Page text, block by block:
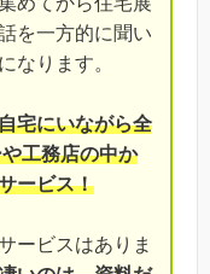
を一方的に聞い
なります。
宅にいながら全
工務店の中か
ービス！
ービスはありま